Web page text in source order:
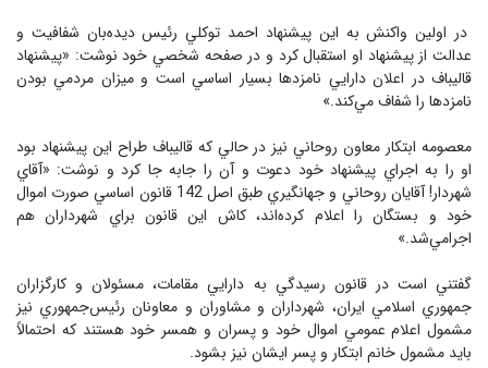
در اولين واكنش به اين پيشنهاد احمد توكلي رئيس ديده‌بان شفافيت و
عدالت از پيشنهاد او استقبال كرد و در صفحه شخصي خود نوشت: «پيشنهاد
قاليباف در اعلان دارايي نامزدها بسيار اساسي است و ميزان مردمي بودن
نامزدها را شفاف مي‌كند.»
معصومه ابتكار معاون روحاني نيز در حالي كه قاليباف طراح اين پيشنهاد بود
او را به اجراي پيشنهاد خود دعوت و آن را جابه جا كرد و نوشت: «آقاي
شهردار! آقايان روحاني و جهانگيري طبق اصل 142 قانون اساسي صورت اموال
خود و بستگان را اعلام كرده‌اند، كاش اين قانون براي شهرداران هم
اجرامي‌شد.»
گفتني است در قانون رسيدگي به دارايي مقامات، مسئولان و كارگزاران
جمهوري اسلامي ايران، شهرداران و مشاوران و معاونان رئيس‌جمهوري نيز
مشمول اعلام عمومي اموال خود و پسران و همسر خود هستند كه احتمالاً
بايد مشمول خانم ابتكار و پسر ايشان نيز بشود.